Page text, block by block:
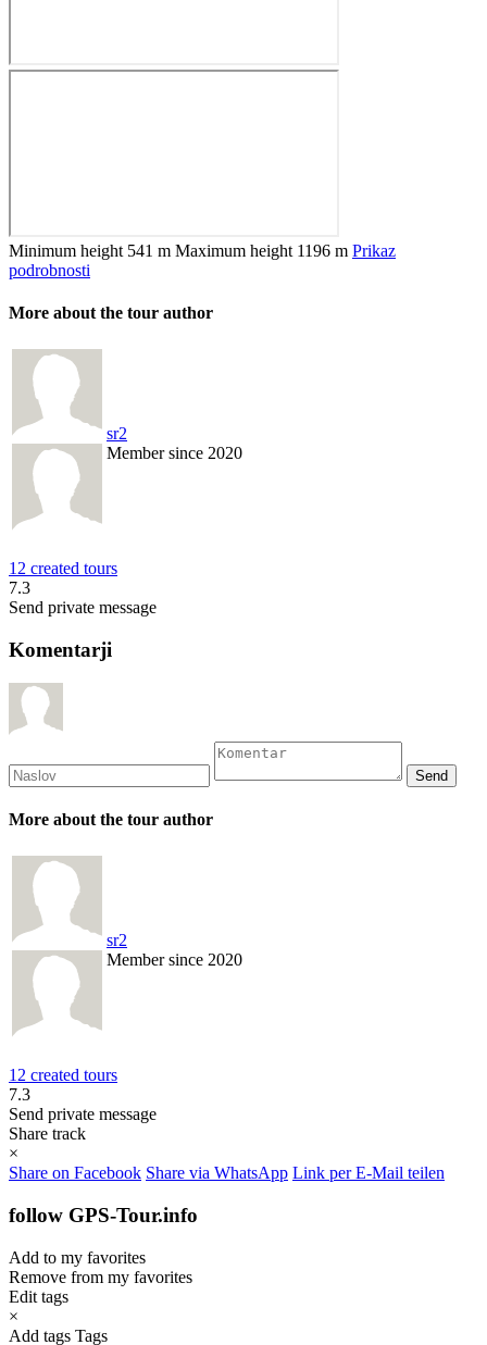
Minimum height 541 m Maximum height 1196 m Prikaz
podrobnosti
More about the tour author
sr2
Member since 2020
12 created tours
7.3
Send private message
Komentarji
More about the tour author
sr2
Member since 2020
12 created tours
7.3
Send private message
Share track
×
Share on Facebook Share via WhatsApp Link per E-Mail teilen
follow GPS-Tour.info
Add to my favorites
Remove from my favorites
Edit tags
×
Add tags Tags